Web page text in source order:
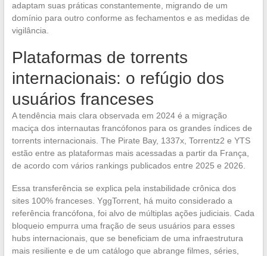
adaptam suas práticas constantemente, migrando de um
domínio para outro conforme as fechamentos e as medidas de
vigilância.
Plataformas de torrents
internacionais: o refúgio dos
usuários franceses
A tendência mais clara observada em 2024 é a migração
maciça dos internautas francófonos para os grandes índices de
torrents internacionais. The Pirate Bay, 1337x, Torrentz2 e YTS
estão entre as plataformas mais acessadas a partir da França,
de acordo com vários rankings publicados entre 2025 e 2026.
Essa transferência se explica pela instabilidade crônica dos
sites 100% franceses. YggTorrent, há muito considerado a
referência francófona, foi alvo de múltiplas ações judiciais. Cada
bloqueio empurra uma fração de seus usuários para esses
hubs internacionais, que se beneficiam de uma infraestrutura
mais resiliente e de um catálogo que abrange filmes, séries,